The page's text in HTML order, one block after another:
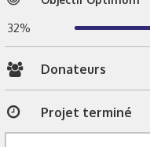
32%
Donateurs
Projet terminé